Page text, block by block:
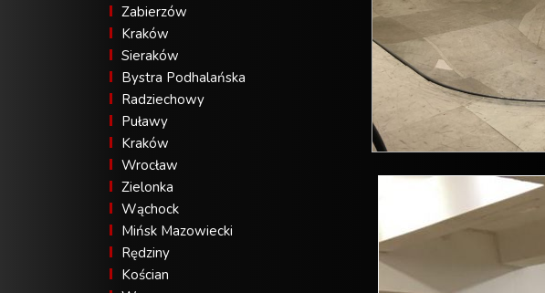
Zabierzów
Kraków
Sieraków
Bystra Podhalańska
Radziechowy
Puławy
Kraków
Wrocław
Zielonka
Wąchock
Mińsk Mazowiecki
Rędziny
Kościan